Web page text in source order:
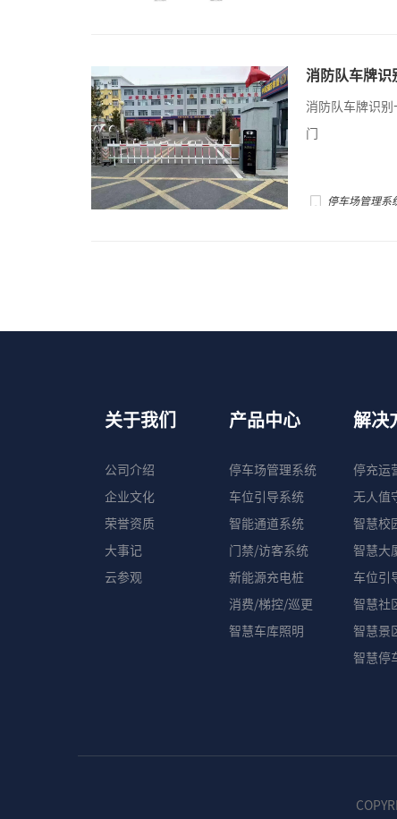
消防队车牌识
消防队车牌识
门
停车场管理系
关于我们
公司介绍
企业文化
荣誉资质
大事记
云参观
产品中心
停车场管理系统
车位引导系统
智能通道系统
门禁/访客系统
新能源充电桩
消费/梯控/巡更
智慧车库照明
解决
停充运
无人值
智慧校
智慧大
车位引
智慧社
智慧景
智慧停